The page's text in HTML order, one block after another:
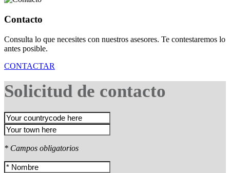
Contacto
Consulta lo que necesites con nuestros asesores. Te contestaremos lo
antes posible.
CONTACTAR
Solicitud de contacto
* Campos obligatorios